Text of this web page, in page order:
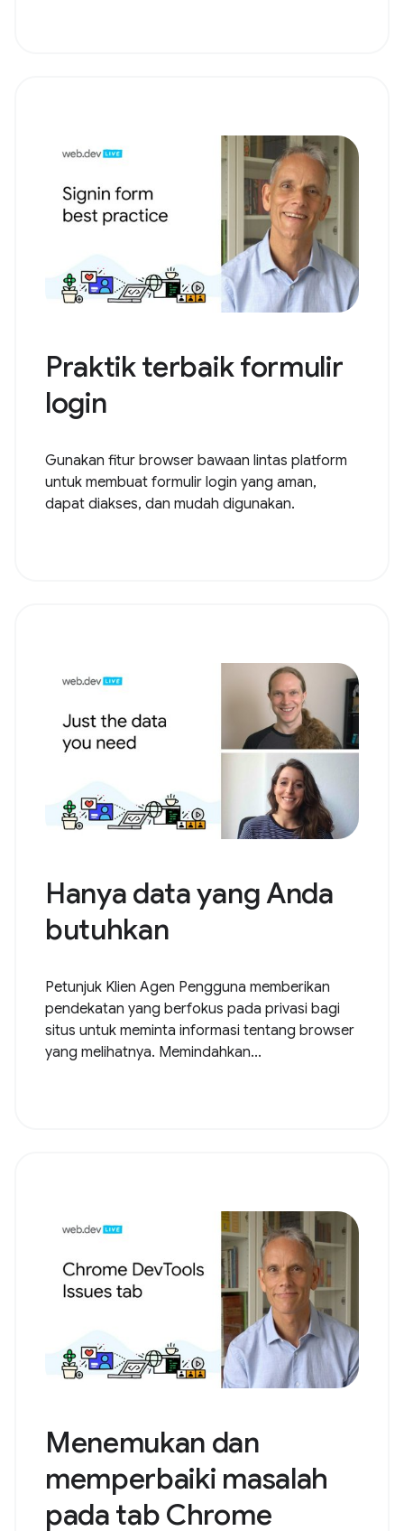
Praktik terbaik formulir
login
Gunakan fitur browser bawaan lintas platform
untuk membuat formulir login yang aman,
dapat diakses, dan mudah digunakan.
Hanya data yang Anda
butuhkan
Petunjuk Klien Agen Pengguna memberikan
pendekatan yang berfokus pada privasi bagi
situs untuk meminta informasi tentang browser
yang melihatnya. Memindahkan...
Menemukan dan
memperbaiki masalah
pada tab Chrome